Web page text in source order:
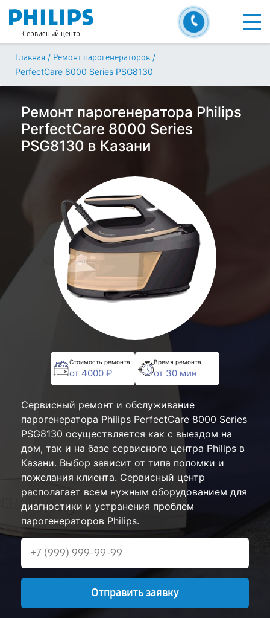
Сервисный центр
Главная / Ремонт парогенераторов /
PerfectCare 8000 Series PSG8130
Ремонт парогенератора Philips
PerfectCare 8000 Series
PSG8130 в Казани
Стоимость ремонта
от 4000 ₽
Время ремонта
от 30 мин
Сервисный ремонт и обслуживание
парогенератора Philips PerfectCare 8000 Series
PSG8130 осуществляется как с выездом на
дом, так и на базе сервисного центра Philips в
Казани. Выбор зависит от типа поломки и
пожелания клиента. Сервисный центр
располагает всем нужным оборудованием для
диагностики и устранения проблем
парогенераторов Philips.
Отправить заявку